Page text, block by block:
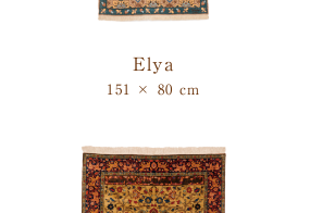
Elya
151 × 80 cm